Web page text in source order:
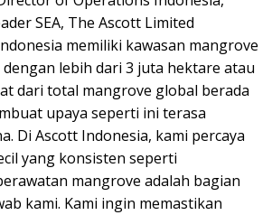
SEA, The Ascott Limited
memiliki kawasan mangrove
lebih dari 3 juta hektare atau
dari total mangrove global berada
upaya seperti ini terasa
Di Ascott Indonesia, kami percaya
yang konsisten seperti
mangrove adalah bagian
kami. Kami ingin memastikan